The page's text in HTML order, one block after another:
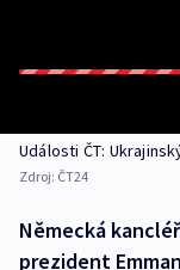
Události ČT:
Zdroj: ČT24
Německá
prezident